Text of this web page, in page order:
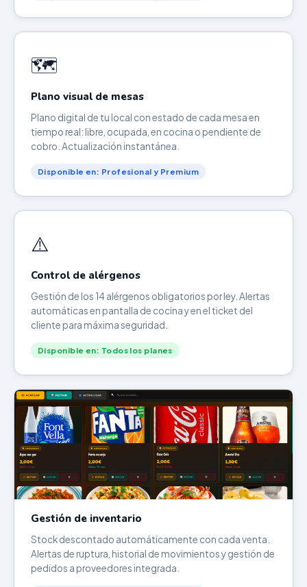
🗺️
Plano visual de mesas
Plano digital de tu local con estado de cada mesa en
tiempo real: libre, ocupada, en cocina o pendiente de
cobro. Actualización instantánea.
Disponible en: Profesional y Premium
⚠️
Control de alérgenos
Gestión de los 14 alérgenos obligatorios por ley. Alertas
automáticas en pantalla de cocina y en el ticket del
cliente para máxima seguridad.
Disponible en: Todos los planes
Gestión de inventario
Stock descontado automáticamente con cada venta.
Alertas de ruptura, historial de movimientos y gestión de
pedidos a proveedores integrada.